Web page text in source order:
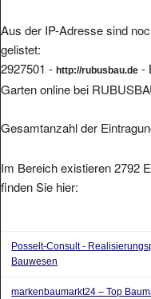
Aus der IP-Adresse sind
gelistet:
2927501 - http://rubusbau.de -
Garten online bei
Gesamtanzahl der
Im Bereich existieren 2792
finden Sie hier:
Posselt-Consult -
Bauwesen
markenbaumarkt24 – Top